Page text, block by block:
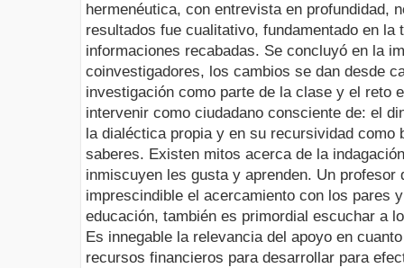
hermenéutica, con entrevista en profundidad,
resultados fue cualitativo, fundamentado en la
informaciones recabadas. Se concluyó en la
coinvestigadores, los cambios se dan desde
investigación como parte de la clase y el reto
intervenir como ciudadano consciente de: el
la dialéctica propia y en su recursividad como
saberes. Existen mitos acerca de la
inmiscuyen les gusta y aprenden. Un
imprescindible el acercamiento con los pares
educación, también es primordial escuchar a
Es innegable la relevancia del apoyo en
recursos financieros para desarrollar para